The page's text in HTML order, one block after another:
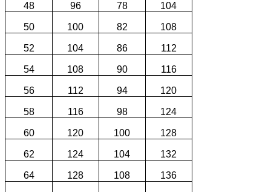
48 96 78 104
50 100 82 108
52 104 86 112
54 108 90 116
56 112 94 120
58 116 98 124
60 120 100 128
62 124 104 132
64 128 108 136